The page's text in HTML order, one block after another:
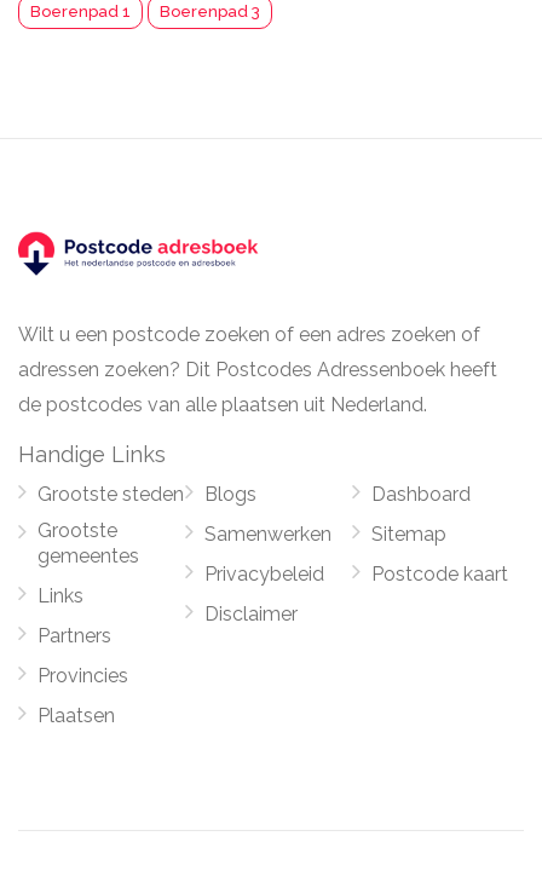
Boerenpad 1 Boerenpad 3
Wilt u een postcode zoeken of een adres zoeken of
adressen zoeken? Dit Postcodes Adressenboek heeft
de postcodes van alle plaatsen uit Nederland.
Handige Links
Grootste steden
Grootste
gemeentes
Links
Partners
Provincies
Plaatsen
Blogs
Samenwerken
Privacybeleid
Disclaimer
Dashboard
Sitemap
Postcode kaart